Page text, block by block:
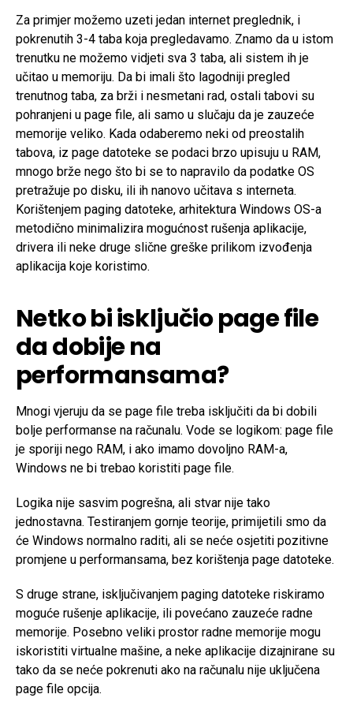
Za primjer možemo uzeti jedan internet preglednik, i
pokrenutih 3-4 taba koja pregledavamo. Znamo da u istom
trenutku ne možemo vidjeti sva 3 taba, ali sistem ih je
učitao u memoriju. Da bi imali što lagodniji pregled
trenutnog taba, za brži i nesmetani rad, ostali tabovi su
pohranjeni u page file, ali samo u slučaju da je zauzeće
memorije veliko. Kada odaberemo neki od preostalih
tabova, iz page datoteke se podaci brzo upisuju u RAM,
mnogo brže nego što bi se to napravilo da podatke OS
pretražuje po disku, ili ih nanovo učitava s interneta.
Korištenjem paging datoteke, arhitektura Windows OS-a
metodično minimalizira mogućnost rušenja aplikacije,
drivera ili neke druge slične greške prilikom izvođenja
aplikacija koje koristimo.
Netko bi isključio page file
da dobije na
performansama?
Mnogi vjeruju da se page file treba isključiti da bi dobili
bolje performanse na računalu. Vode se logikom: page file
je sporiji nego RAM, i ako imamo dovoljno RAM-a,
Windows ne bi trebao koristiti page file.
Logika nije sasvim pogrešna, ali stvar nije tako
jednostavna. Testiranjem gornje teorije, primijetili smo da
će Windows normalno raditi, ali se neće osjetiti pozitivne
promjene u performansama, bez korištenja page datoteke.
S druge strane, isključivanjem paging datoteke riskiramo
moguće rušenje aplikacije, ili povećano zauzeće radne
memorije. Posebno veliki prostor radne memorije mogu
iskoristiti virtualne mašine, a neke aplikacije dizajnirane su
tako da se neće pokrenuti ako na računalu nije uključena
page file opcija.